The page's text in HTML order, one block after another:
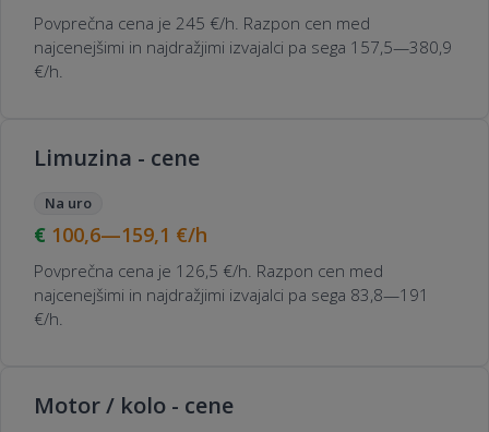
Povprečna cena je 245 €/h. Razpon cen med
najcenejšimi in najdražjimi izvajalci pa sega 157,5—380,9
€/h.
Limuzina - cene
Na uro
100,6—159,1 €/h
Povprečna cena je 126,5 €/h. Razpon cen med
najcenejšimi in najdražjimi izvajalci pa sega 83,8—191
€/h.
Motor / kolo - cene